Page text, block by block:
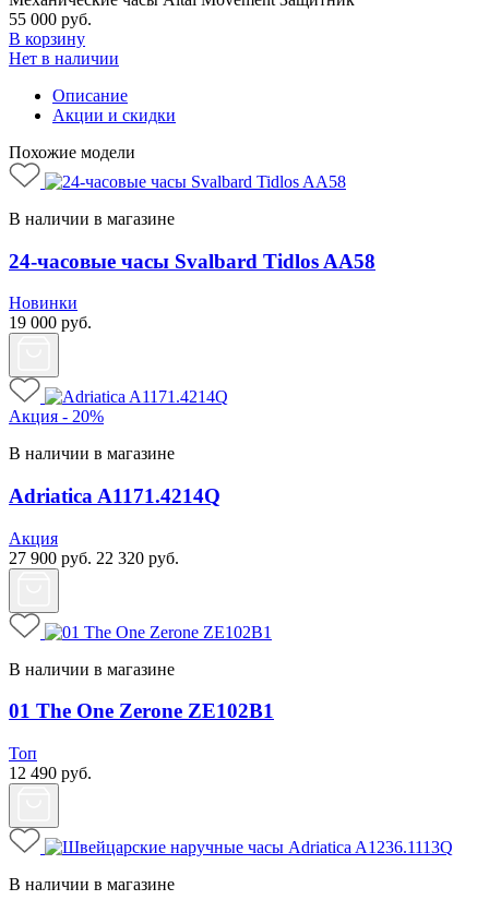
55 000 руб.
В корзину
Нет в наличии
Описание
Акции и скидки
Похожие модели
В наличии в магазине
24-часовые часы Svalbard Tidlos AA58
Новинки
19 000 руб.
Акция - 20%
В наличии в магазине
Adriatica A1171.4214Q
Акция
27 900 руб. 22 320 руб.
В наличии в магазине
01 The One Zerone ZE102B1
Топ
12 490 руб.
В наличии в магазине